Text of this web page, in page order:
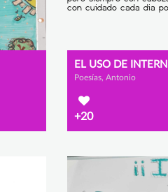
EL USO DE
Poesías, Antonio
+20